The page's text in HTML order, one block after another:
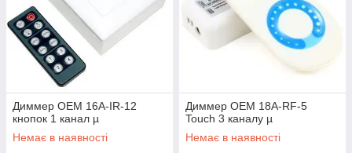
Диммер OEM 16A-IR-12
кнопок 1 канал µ
Немає в наявності
Диммер OEM 18A-RF-5
Touch 3 каналу µ
Немає в наявності